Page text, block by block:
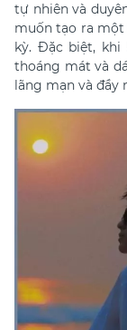
tự nhiên và
muốn tạo ra một
kỳ. Đặc biệt,
thoáng mát và
lãng mạn và đầy